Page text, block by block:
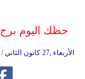
حظك اليوم برج الثور
الأربعاء ,27 كانون الثاني / يناير 2021